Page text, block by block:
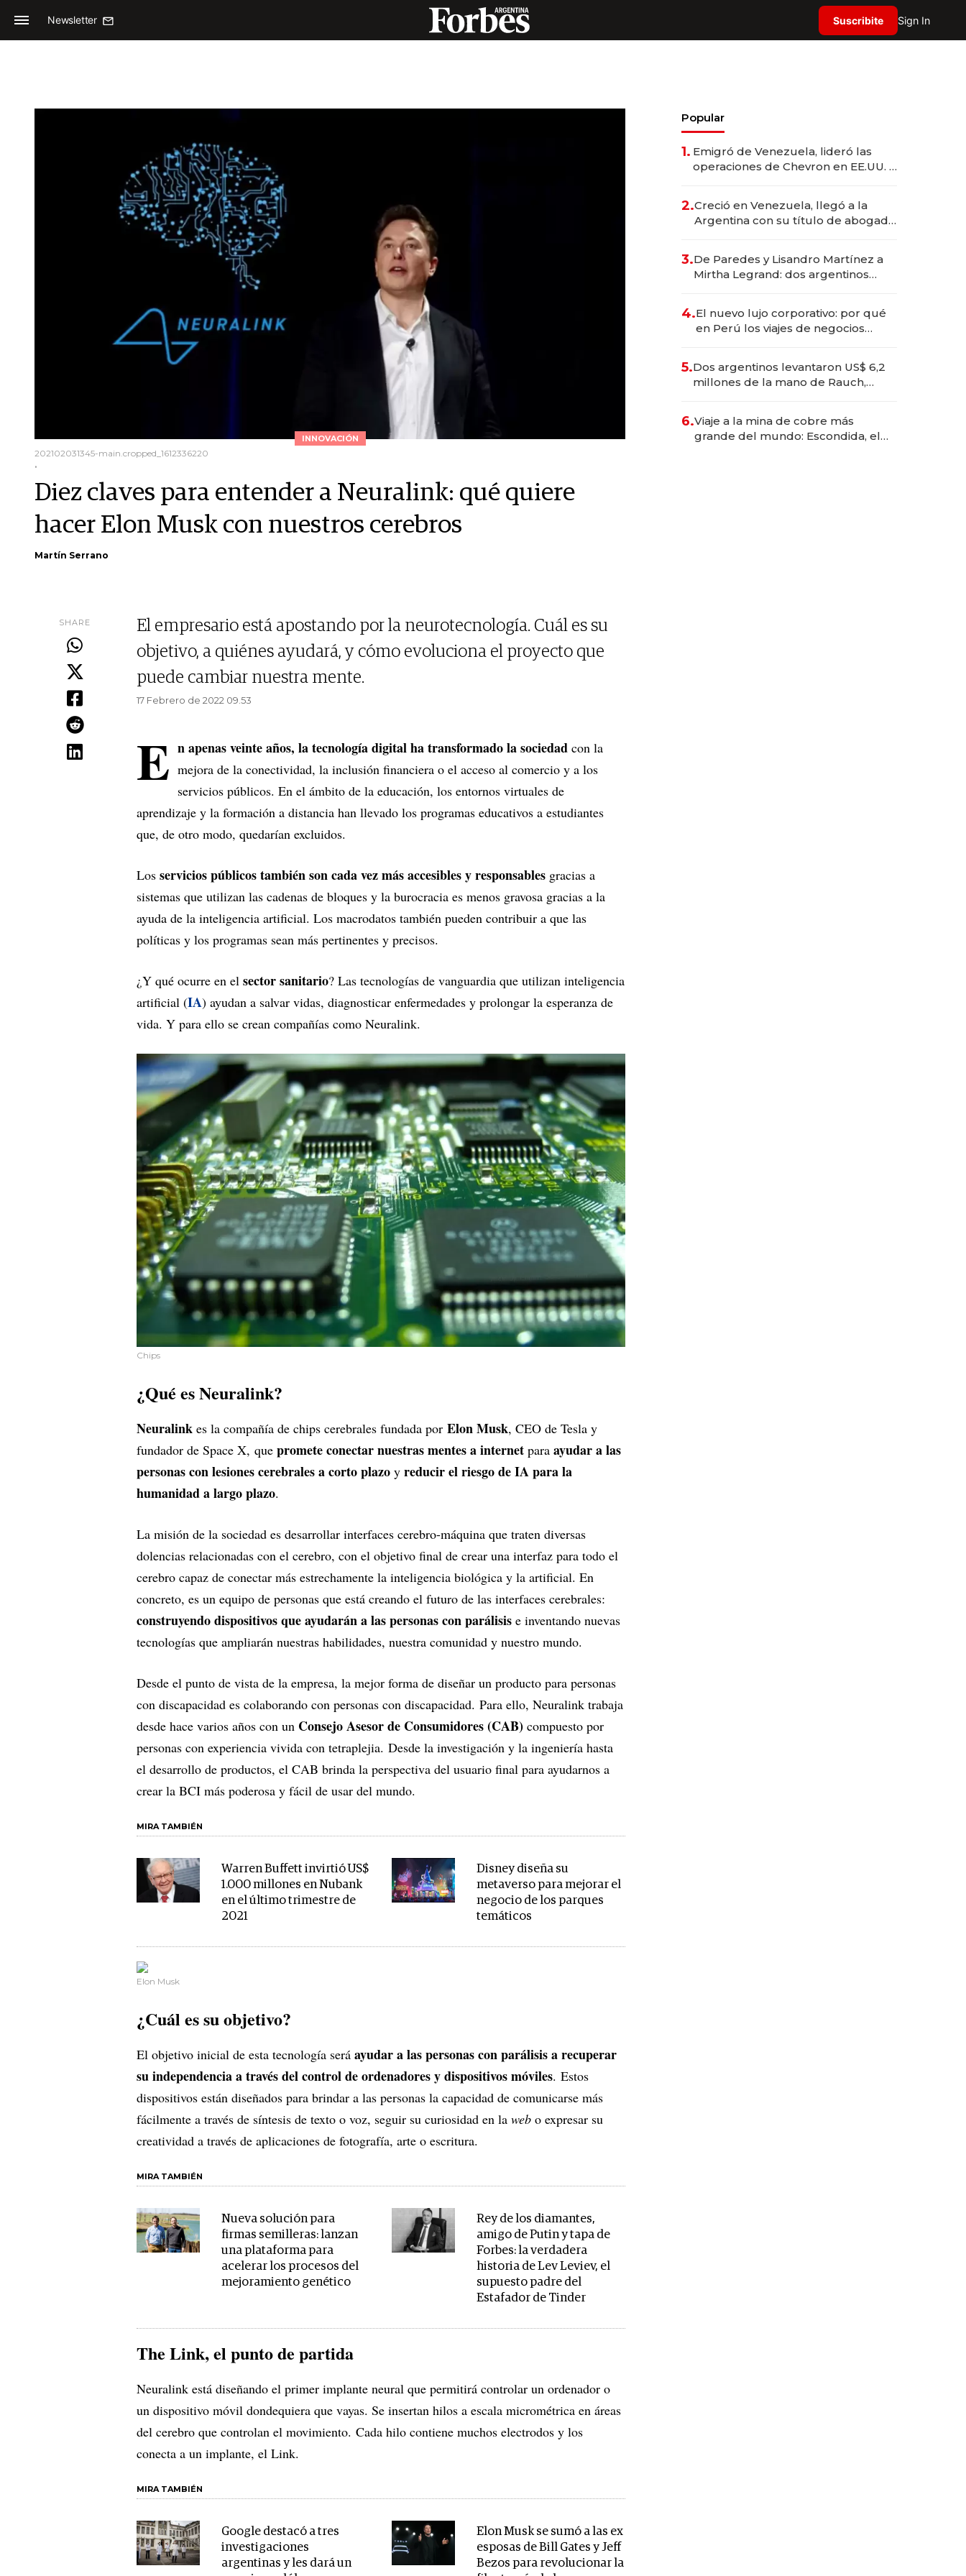
Newsletter Suscribite Sign In
INNOVACIÓN
202102031345-main.cropped_1612336220
.
Diez claves para entender a Neuralink: qué quiere
hacer Elon Musk con nuestros cerebros
Martín Serrano
SHARE
El empresario está apostando por la neurotecnología. Cuál es su
objetivo, a quiénes ayudará, y cómo evoluciona el proyecto que
puede cambiar nuestra mente.
17 Febrero de 2022 09.53
E n apenas veinte años, la tecnología digital ha transformado la sociedad con la
mejora de la conectividad, la inclusión financiera o el acceso al comercio y a los
servicios públicos. En el ámbito de la educación, los entornos virtuales de
aprendizaje y la formación a distancia han llevado los programas educativos a estudiantes
que, de otro modo, quedarían excluidos.
Los servicios públicos también son cada vez más accesibles y responsables gracias a
sistemas que utilizan las cadenas de bloques y la burocracia es menos gravosa gracias a la
ayuda de la inteligencia artificial. Los macrodatos también pueden contribuir a que las
políticas y los programas sean más pertinentes y precisos.
¿Y qué ocurre en el sector sanitario? Las tecnologías de vanguardia que utilizan inteligencia
artificial (IA) ayudan a salvar vidas, diagnosticar enfermedades y prolongar la esperanza de
vida. Y para ello se crean compañías como Neuralink.
Chips
¿Qué es Neuralink?
Neuralink es la compañía de chips cerebrales fundada por Elon Musk, CEO de Tesla y
fundador de Space X, que promete conectar nuestras mentes a internet para ayudar a las
personas con lesiones cerebrales a corto plazo y reducir el riesgo de IA para la
humanidad a largo plazo.
La misión de la sociedad es desarrollar interfaces cerebro-máquina que traten diversas
dolencias relacionadas con el cerebro, con el objetivo final de crear una interfaz para todo el
cerebro capaz de conectar más estrechamente la inteligencia biológica y la artificial. En
concreto, es un equipo de personas que está creando el futuro de las interfaces cerebrales:
construyendo dispositivos que ayudarán a las personas con parálisis e inventando nuevas
tecnologías que ampliarán nuestras habilidades, nuestra comunidad y nuestro mundo.
Desde el punto de vista de la empresa, la mejor forma de diseñar un producto para personas
con discapacidad es colaborando con personas con discapacidad. Para ello, Neuralink trabaja
desde hace varios años con un Consejo Asesor de Consumidores (CAB) compuesto por
personas con experiencia vivida con tetraplejia. Desde la investigación y la ingeniería hasta
el desarrollo de productos, el CAB brinda la perspectiva del usuario final para ayudarnos a
crear la BCI más poderosa y fácil de usar del mundo.
MIRA TAMBIÉN
Warren Buffett invirtió US$
1.000 millones en Nubank
en el último trimestre de
2021
Disney diseña su
metaverso para mejorar el
negocio de los parques
temáticos
Elon Musk
¿Cuál es su objetivo?
El objetivo inicial de esta tecnología será ayudar a las personas con parálisis a recuperar
su independencia a través del control de ordenadores y dispositivos móviles. Estos
dispositivos están diseñados para brindar a las personas la capacidad de comunicarse más
fácilmente a través de síntesis de texto o voz, seguir su curiosidad en la web o expresar su
creatividad a través de aplicaciones de fotografía, arte o escritura.
MIRA TAMBIÉN
Nueva solución para
firmas semilleras: lanzan
una plataforma para
acelerar los procesos del
mejoramiento genético
Rey de los diamantes,
amigo de Putin y tapa de
Forbes: la verdadera
historia de Lev Leviev, el
supuesto padre del
Estafador de Tinder
The Link, el punto de partida
Neuralink está diseñando el primer implante neural que permitirá controlar un ordenador o
un dispositivo móvil dondequiera que vayas. Se insertan hilos a escala micrométrica en áreas
del cerebro que controlan el movimiento. Cada hilo contiene muchos electrodos y los
conecta a un implante, el Link.
MIRA TAMBIÉN
Google destacó a tres
investigaciones
argentinas y les dará un
Elon Musk se sumó a las ex
esposas de Bill Gates y Jeff
Bezos para revolucionar la
Popular
1. Emigró de Venezuela, lideró las
operaciones de Chevron en EE.UU. y
2.Creció en Venezuela, llegó a la
Argentina con su título de abogado
marcas "fast premium"
3.De Paredes y Lisandro Martínez a
Mirtha Legrand: dos argentinos
4.El nuevo lujo corporativo: por qué
en Perú los viajes de negocios
transformadoras
5.Dos argentinos levantaron US$ 6,2
millones de la mano de Rauch,
6.Viaje a la mina de cobre más
grande del mundo: Escondida, el